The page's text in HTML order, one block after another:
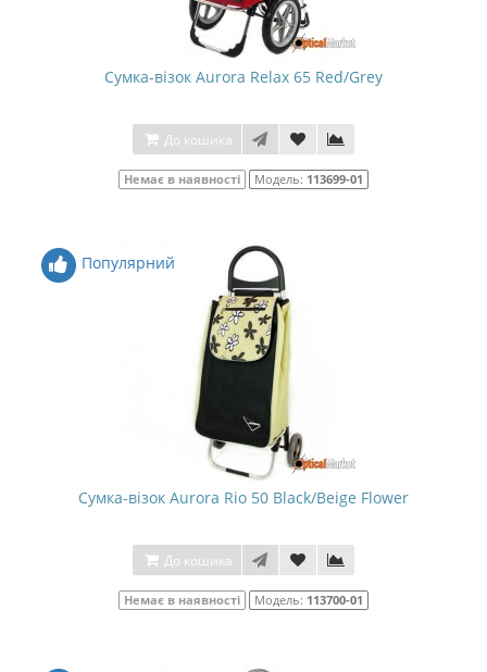
Сумка-візок Aurora Relax 65 Red/Grey
До кошика
Немає в наявності Модель: 113699-01
Популярний
Сумка-візок Aurora Rio 50 Black/Beige Flower
До кошика
Немає в наявності Модель: 113700-01